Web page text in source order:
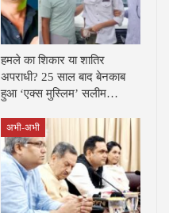
हमले का शिकार या शातिर
अपराधी? 25 साल बाद बेनकाब
हुआ ‘एक्स मुस्लिम’ सलीम…
अभी-अभी